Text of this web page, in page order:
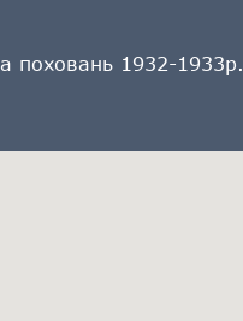
поховань 1932-1933р.